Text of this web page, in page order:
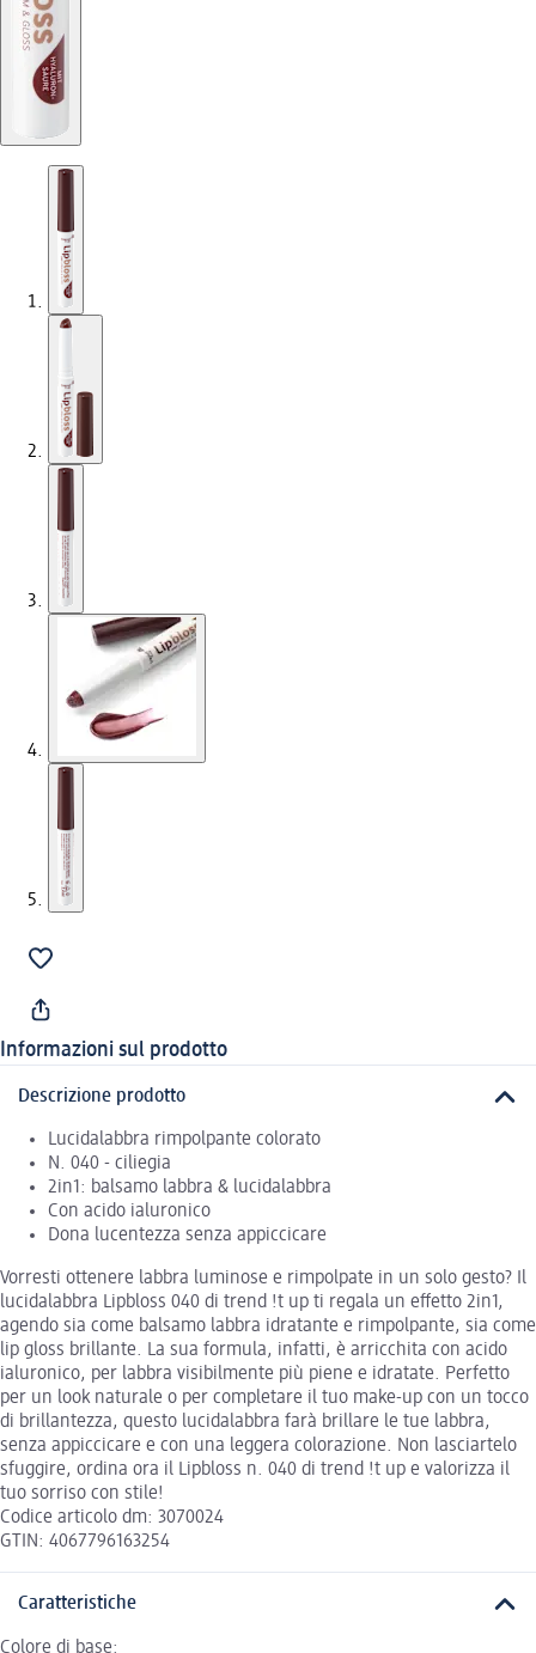
Informazioni sul prodotto
Descrizione prodotto
Lucidalabbra rimpolpante colorato
N. 040 - ciliegia
2in1: balsamo labbra & lucidalabbra
Con acido ialuronico
Dona lucentezza senza appiccicare
Vorresti ottenere labbra luminose e rimpolpate in un solo gesto? Il
lucidalabbra Lipbloss 040 di trend !t up ti regala un effetto 2in1,
agendo sia come balsamo labbra idratante e rimpolpante, sia come
lip gloss brillante. La sua formula, infatti, è arricchita con acido
ialuronico, per labbra visibilmente più piene e idratate. Perfetto
per un look naturale o per completare il tuo make-up con un tocco
di brillantezza, questo lucidalabbra farà brillare le tue labbra,
senza appiccicare e con una leggera colorazione. Non lasciartelo
sfuggire, ordina ora il Lipbloss n. 040 di trend !t up e valorizza il
tuo sorriso con stile!
Codice articolo dm: 3070024
GTIN: 4067796163254
Caratteristiche
Colore di base: